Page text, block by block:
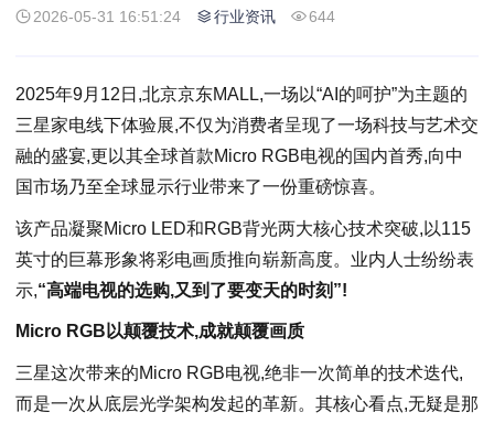
2026-05-31 16:51:24 行业资讯 644
2025年9月12日,北京京东MALL,一场以“AI的呵护”为主题的
三星家电线下体验展,不仅为消费者呈现了一场科技与艺术交
融的盛宴,更以其全球首款Micro RGB电视的国内首秀,向中
国市场乃至全球显示行业带来了一份重磅惊喜。
该产品凝聚Micro LED和RGB背光两大核心技术突破,以115
英寸的巨幕形象将彩电画质推向崭新高度。业内人士纷纷表
示,“高端电视的选购,又到了要变天的时刻”!
Micro RGB以颠覆技术,成就颠覆画质
三星这次带来的Micro RGB电视,绝非一次简单的技术迭代,
而是一次从底层光学架构发起的革新。其核心看点,无疑是那